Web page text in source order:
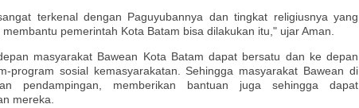
terkenal dengan Paguyubannya dan tingkat religiusnya yang
pemerintah Kota Batam bisa dilakukan itu," ujar Aman.
masyarakat Bawean Kota Batam dapat bersatu dan ke depan
program sosial kemasyarakatan. Sehingga masyarakat Bawean di
pendampingan, memberikan bantuan juga sehingga dapat
mereka.